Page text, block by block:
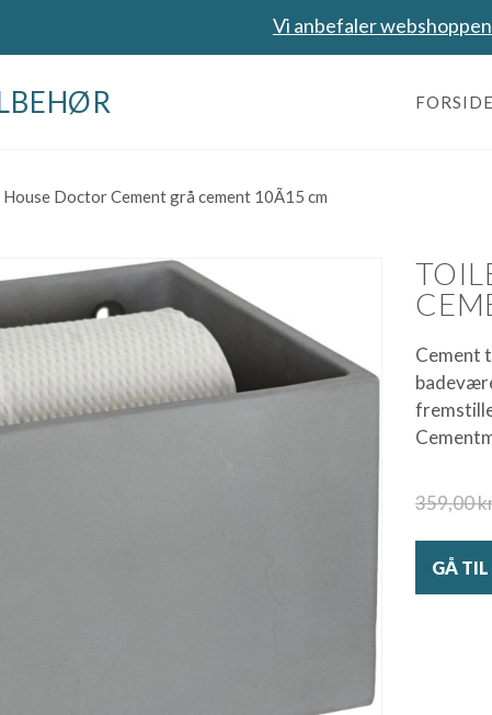
Vi anbefaler
FORSIDE
Doctor Cement grå cement 10Ã15 cm
Cement
359,00
GÅ TIL